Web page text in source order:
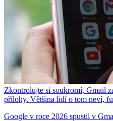
Zkontrolujte si soukromí, Gmail
přílohy. Většina lidí o tom neví,
Google v roce 2026 spustil v